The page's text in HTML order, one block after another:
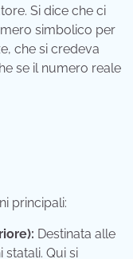
Si dice che ci
simbolico per
che si credeva
se il numero reale
principali:
Destinata alle
Qui si